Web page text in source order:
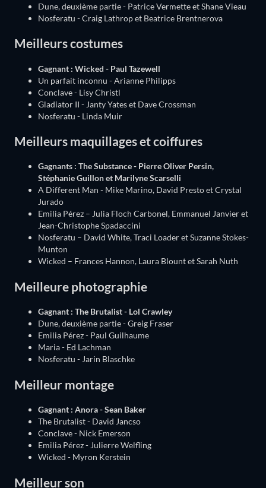
Dune, deuxième partie - Patrice Vermette et Shane Vieau
Nosferatu - Craig Lathrop et Beatrice Brentnerova
Meilleurs costumes
Gagnant : Wicked - Paul Tazewell
Un parfait inconnu - Arianne Philipps
Conclave - Lisy Christl
Gladiator II - Janty Yates et Dave Crossman
Nosferatu - Linda Muir
Meilleurs maquillages et coiffures
Gagnants : The Substance - Pierre Oliver Persin,
Stéphanie Guillon et Marilyne Scarselli
A Different Man - Mike Marino, David Presto et Crystal
Jurado
Emilia Pérez – Julia Floch Carbonel, Emmanuel Janvier et
Jean-Christophe Spadaccini
Nosferatu – David White, Traci Loader et Suzanne Stokes-
Munton
Wicked – Frances Hannon, Laura Blount et Sarah Nuth
Meilleure photographie
Gagnant : The Brutalist - Lol Crawley
Dune, deuxième partie - Greig Fraser
Emilia Pérez - Paul Guilhaume
Maria - Ed Lachman
Nosferatu - Jarin Blaschke
Meilleur montage
Gagnant : Anora - Sean Baker
The Brutalist - David Jancso
Conclave - Nick Emerson
Emilia Pérez - Julierre Welfling
Wicked - Myron Kerstein
Meilleur son